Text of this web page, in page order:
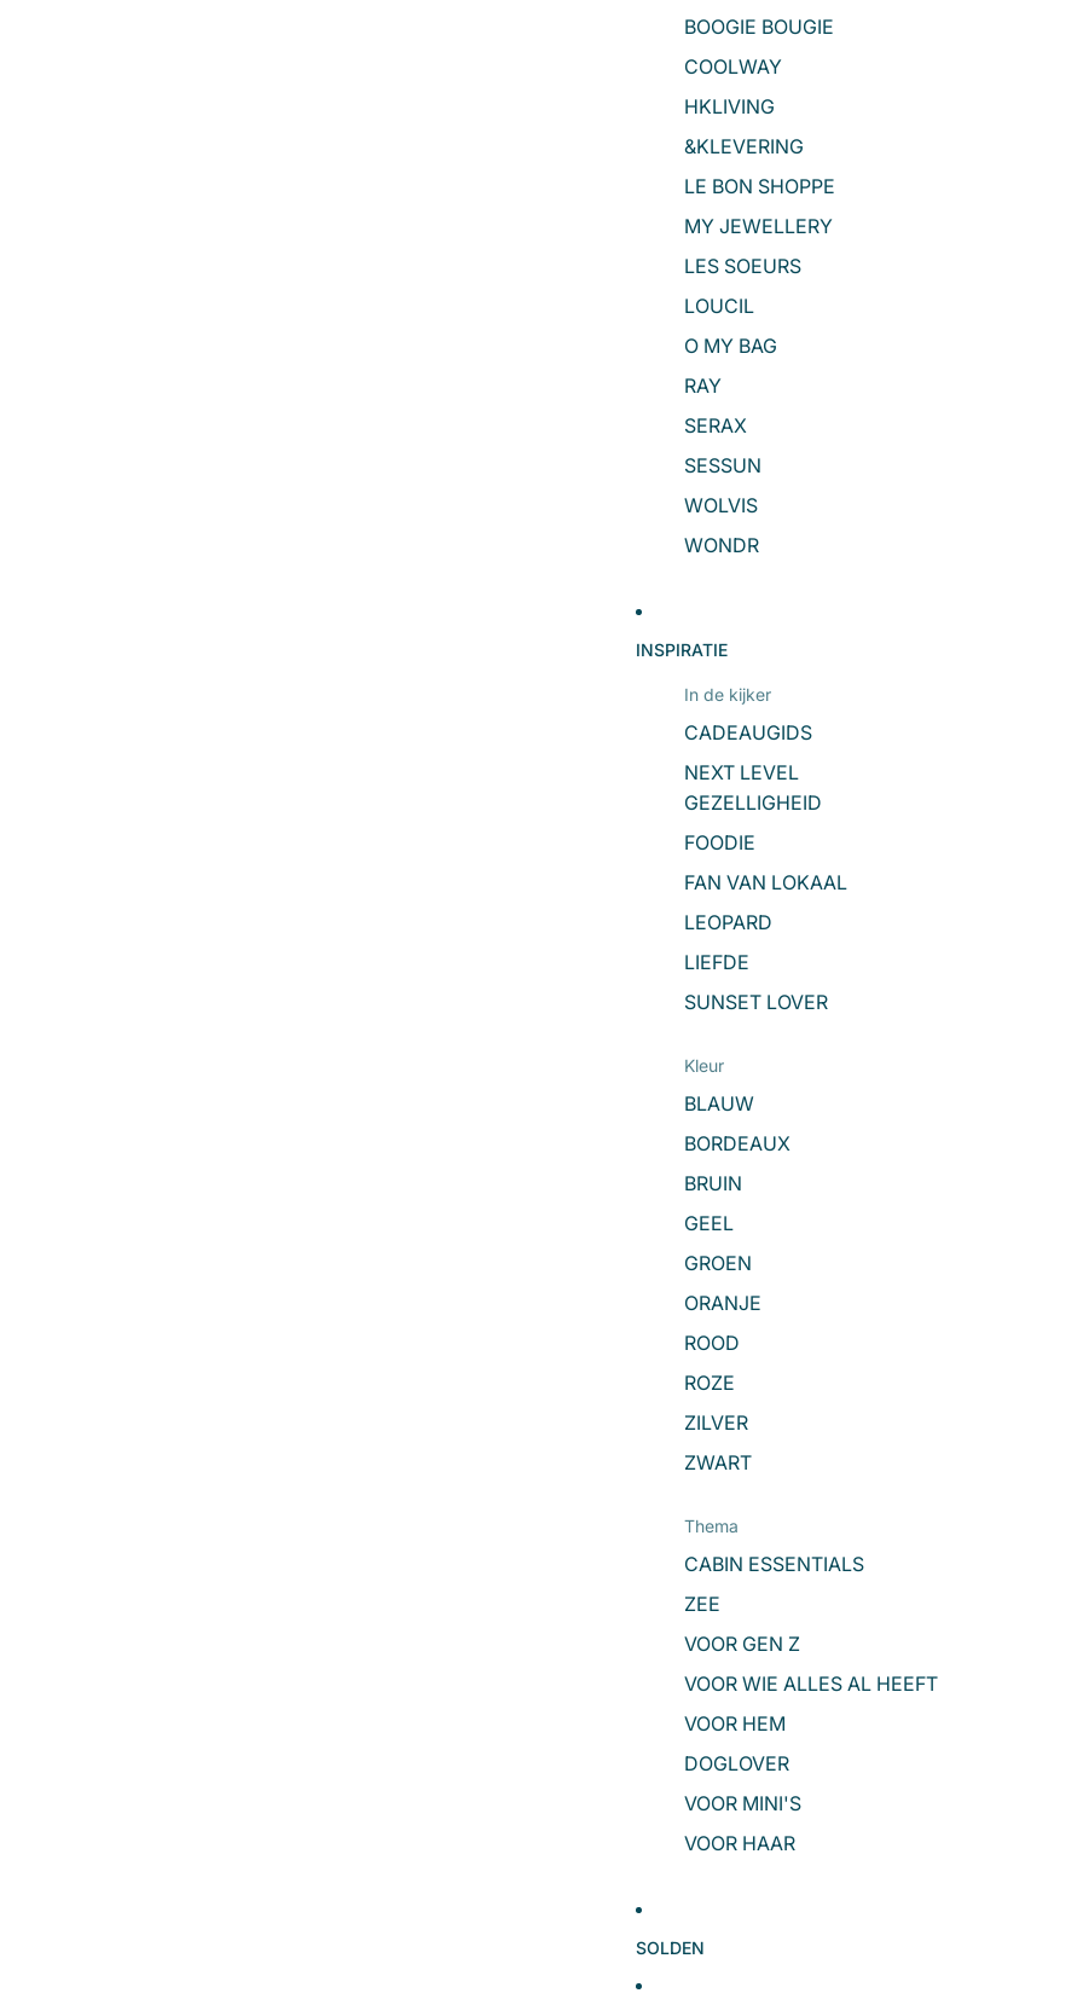
BOOGIE BOUGIE
COOLWAY
HKLIVING
&KLEVERING
LE BON SHOPPE
MY JEWELLERY
LES SOEURS
LOUCIL
O MY BAG
RAY
SERAX
SESSUN
WOLVIS
WONDR
INSPIRATIE
In de kijker
CADEAUGIDS
NEXT LEVEL
GEZELLIGHEID
FOODIE
FAN VAN LOKAAL
LEOPARD
LIEFDE
SUNSET LOVER
Kleur
BLAUW
BORDEAUX
BRUIN
GEEL
GROEN
ORANJE
ROOD
ROZE
ZILVER
ZWART
Thema
CABIN ESSENTIALS
ZEE
VOOR GEN Z
VOOR WIE ALLES AL HEEFT
VOOR HEM
DOGLOVER
VOOR MINI'S
VOOR HAAR
SOLDEN
Gratis